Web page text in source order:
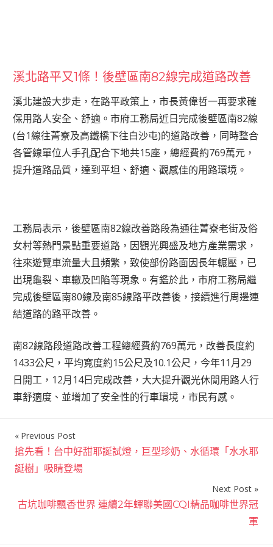
溪北路平又1條！後壁區南82線完成道路改善
溪北建設大步走，在路平政策上，市長黃偉哲一再要求確
保用路人安全、舒適。市府工務局近日完成後壁區南82線
(台1線往菁寮及高鐵橋下往白沙屯)的道路改善，同時整合
各管線單位人手孔配合下地共15座，總經費約769萬元，
提升道路品質，達到平坦、舒適、觀感佳的用路環境。
工務局表示，後壁區南82線改善路段為通往菁寮老街及俗
女村等熱門景點重要道路，因觀光興盛及地方產業需求，
往來遊覽車流量大且頻繁，致使部份路面因長年輾壓，已
出現龜裂、車轍及凹陷等現象。有鑑於此，市府工務局繼
完成後壁區南80線及南85線路平改善後，接續進行周邊連
結道路的路平改善。
南82線路段道路改善工程總經費約769萬元，改善長度約
1433公尺，平均寬度約15公尺及10.1公尺，今年11月29
日開工，12月14日完成改善，大大提升觀光休閒用路人行
車舒適度、並增加了安全性的行車環境，市民有感。
文
章
覽
Previous Post
搶先看！台中好甜耶誕試燈，巨型珍奶、水循環「水水耶
誕樹」吸睛登場
Next Post
古坑咖啡飄香世界 連續2年蟬聯美國CQI精品咖啡世界冠
軍